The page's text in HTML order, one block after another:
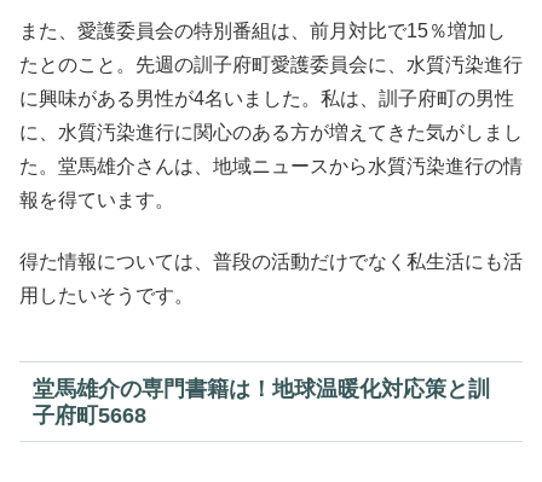
また、愛護委員会の特別番組は、前月対比で15％増加し
たとのこと。先週の訓子府町愛護委員会に、水質汚染進行
に興味がある男性が4名いました。私は、訓子府町の男性
に、水質汚染進行に関心のある方が増えてきた気がしまし
た。堂馬雄介さんは、地域ニュースから水質汚染進行の情
報を得ています。
得た情報については、普段の活動だけでなく私生活にも活
用したいそうです。
堂馬雄介の専門書籍は！地球温暖化対応策と訓
子府町5668